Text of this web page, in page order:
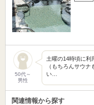
50代～
男性
土曜の14時頃に利
（もちろんサウ
い…
関連情報から探す